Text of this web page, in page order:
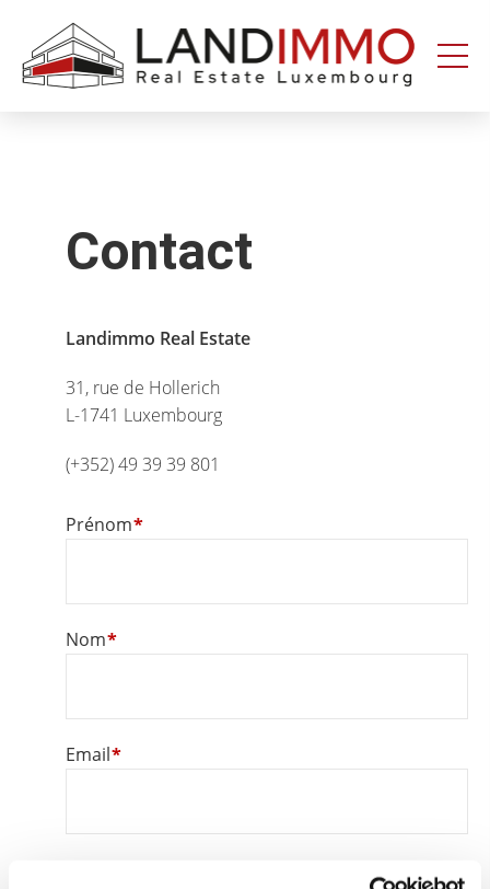
Aller au
contenu
Aller
en
bas
Contact
Landimmo Real Estate
31, rue de Hollerich
L-1741 Luxembourg
(+352) 49 39 39 801
Prénom
Nom
Email